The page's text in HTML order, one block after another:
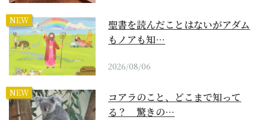
NEW
聖書を読んだことはないがアダム
もノアも知…
2026/08/06
NEW
コアラのこと、どこまで知って
る？ 驚きの…